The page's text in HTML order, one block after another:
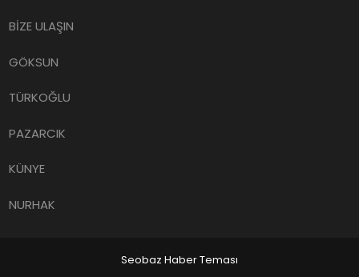
BİZE ULAŞIN
GÖKSUN
TÜRKOĞLU
PAZARCIK
KÜNYE
NURHAK
Seobaz Haber Teması